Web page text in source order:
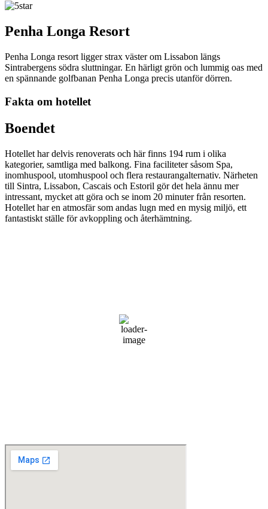
Penha Longa Resort
Penha Longa resort ligger strax väster om Lissabon längs
Sintrabergens södra sluttningar. En härligt grön och lummig oas med
en spännande golfbanan Penha Longa precis utanför dörren.
Fakta om hotellet
Boendet
Hotellet har delvis renoverats och här finns 194 rum i olika
kategorier, samtliga med balkong. Fina faciliteter såsom Spa,
inomhuspool, utomhuspool och flera restaurangalternativ. Närheten
till Sintra, Lissabon, Cascais och Estoril gör det hela ännu mer
intressant, mycket att göra och se inom 20 minuter från resorten.
Hotellet har en atmosfär som andas lugn med en mysig miljö, ett
fantastiskt ställe för avkoppling och återhämtning.